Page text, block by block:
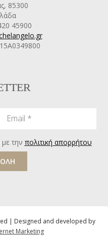
85300
45900
Email
την πολιτική απορρήτου
| Designed and developed by
Marketing